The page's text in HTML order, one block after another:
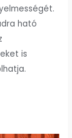
ható
is